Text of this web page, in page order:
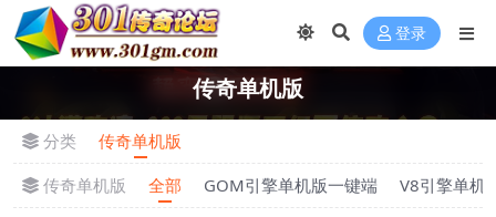
登录
传奇单机版
分类
传奇单机版
传奇单机版
全部 GOM引擎单机版一键端
V8引擎单机